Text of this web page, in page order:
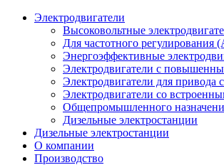
Электродвигатели
Высоковольтные
Для частотного регулирования
Энергоэффективные
Электродвигатели с
Электродвигатели для привода
Электродвигатели со
Общепромышленного
Дизельные электростанции
Дизельные электростанции
О компании
Производство